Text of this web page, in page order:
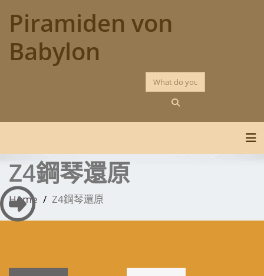
content
Piramiden von
Babylon
Z4鋼琴還原
Home Z4鋼琴還原